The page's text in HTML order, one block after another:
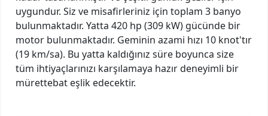
uygundur. Siz ve misafirleriniz için toplam 3 banyo
bulunmaktadır. Yatta 420 hp (309 kW) gücünde bir
motor bulunmaktadır. Geminin azami hızı 10 knot'tır
(19 km/sa). Bu yatta kaldığınız süre boyunca size
tüm ihtiyaçlarınızı karşılamaya hazır deneyimli bir
mürettebat eşlik edecektir.